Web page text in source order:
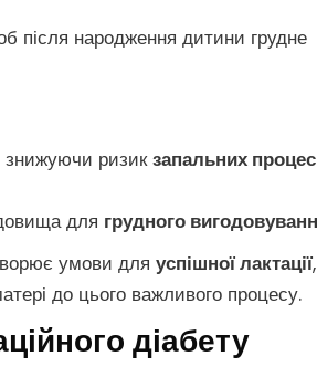
після народження дитини грудне
ризикзапальних
для грудного
умови для успішної лактації
до цього важливого процесу.
діабету